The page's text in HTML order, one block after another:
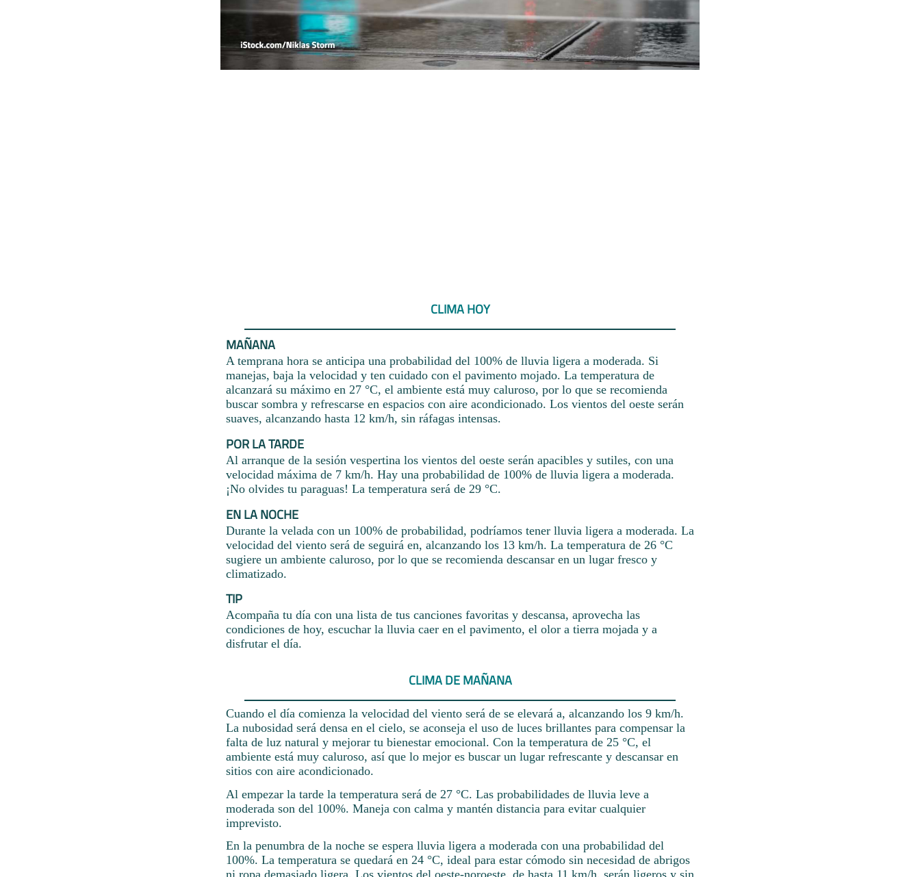
CLIMA HOY
MAÑANA
A temprana hora se anticipa una probabilidad del 100% de lluvia ligera a moderada. Si
manejas, baja la velocidad y ten cuidado con el pavimento mojado. La temperatura de
alcanzará su máximo en 27 °C, el ambiente está muy caluroso, por lo que se recomienda
buscar sombra y refrescarse en espacios con aire acondicionado. Los vientos del oeste serán
suaves, alcanzando hasta 12 km/h, sin ráfagas intensas.
POR LA TARDE
Al arranque de la sesión vespertina los vientos del oeste serán apacibles y sutiles, con una
velocidad máxima de 7 km/h. Hay una probabilidad de 100% de lluvia ligera a moderada.
¡No olvides tu paraguas! La temperatura será de 29 °C.
EN LA NOCHE
Durante la velada con un 100% de probabilidad, podríamos tener lluvia ligera a moderada. La
velocidad del viento será de seguirá en, alcanzando los 13 km/h. La temperatura de 26 °C
sugiere un ambiente caluroso, por lo que se recomienda descansar en un lugar fresco y
climatizado.
TIP
Acompaña tu día con una lista de tus canciones favoritas y descansa, aprovecha las
condiciones de hoy, escuchar la lluvia caer en el pavimento, el olor a tierra mojada y a
disfrutar el día.
CLIMA DE MAÑANA
Cuando el día comienza la velocidad del viento será de se elevará a, alcanzando los 9 km/h.
La nubosidad será densa en el cielo, se aconseja el uso de luces brillantes para compensar la
falta de luz natural y mejorar tu bienestar emocional. Con la temperatura de 25 °C, el
ambiente está muy caluroso, así que lo mejor es buscar un lugar refrescante y descansar en
sitios con aire acondicionado.
Al empezar la tarde la temperatura será de 27 °C. Las probabilidades de lluvia leve a
moderada son del 100%. Maneja con calma y mantén distancia para evitar cualquier
imprevisto.
En la penumbra de la noche se espera lluvia ligera a moderada con una probabilidad del
100%. La temperatura se quedará en 24 °C, ideal para estar cómodo sin necesidad de abrigos